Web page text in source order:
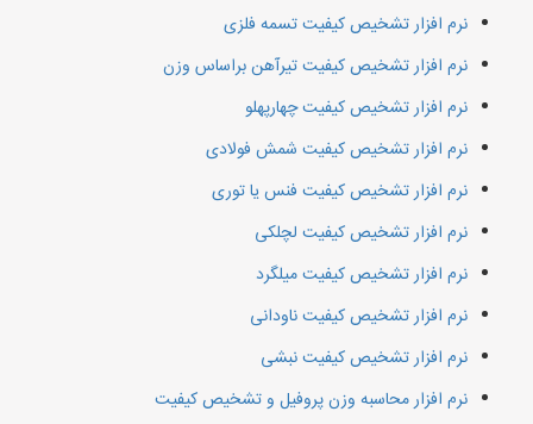
نرم افزار تشخیص کیفیت تسمه فلزی
نرم افزار تشخیص کیفیت تیرآهن براساس وزن
نرم افزار تشخیص کیفیت چهارپهلو
نرم افزار تشخیص کیفیت شمش فولادی
نرم افزار تشخیص کیفیت فنس یا توری
نرم افزار تشخیص کیفیت لچلکی
نرم افزار تشخیص کیفیت میلگرد
نرم افزار تشخیص کیفیت ناودانی
نرم افزار تشخیص کیفیت نبشی
نرم افزار محاسبه وزن پروفیل و تشخیص کیفیت